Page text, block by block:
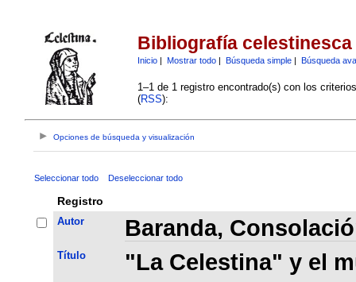
Bibliografía celestinesca
Inicio| Mostrar todo| Búsqueda simple| Búsqueda
1–1 de 1 registro encontrado(s) con los
(RSS):
Opciones de búsqueda y visualización
Seleccionar todo Deseleccionar todo
Registro
Autor Baranda,
Título "La Celestina" y el